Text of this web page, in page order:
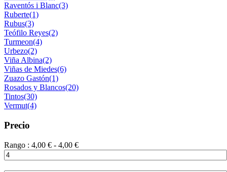
Raventós i Blanc(3)
Ruberte(1)
Rubus(3)
Teófilo Reyes(2)
Turmeon(4)
Urbezo(2)
Viña Albina(2)
Viñas de Miedes(6)
Zuazo Gastón(1)
Rosados y Blancos(20)
Tintos(30)
Vermut(4)
Precio
Rango : 4,00 € - 4,00 €